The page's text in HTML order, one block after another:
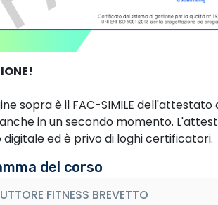
sopra è il FAC-SIMILE
in un secondo momento.
ed è privo di loghi certificatori.
del corso
FITNESS BREVETTO